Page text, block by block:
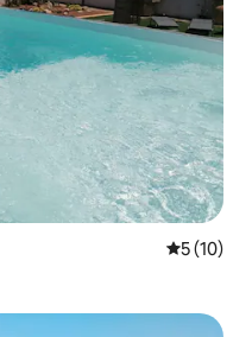
5 de uma
5 (10)